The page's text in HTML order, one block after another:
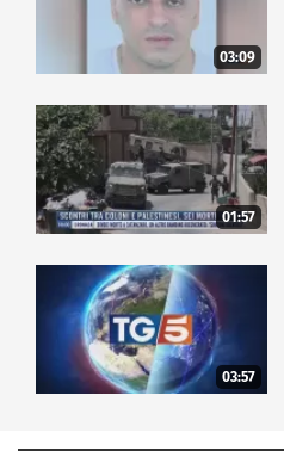
03:09
01:57
03:57